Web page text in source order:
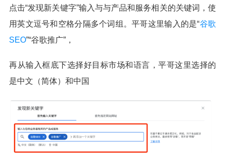
点击“发现新关键字”输入与与产品和服务相关的关键词，使
用英文逗号和空格分隔多个词组。平哥这里输入的是“谷歌
SEO”“谷歌推广”，
再从输入框底下选择好目标市场和语言，平哥这里选择的
是中文（简体）和中国